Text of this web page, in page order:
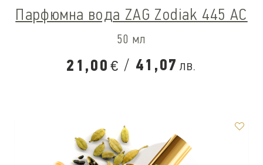
Парфюмна вода ZAG Zodiak 445 AC
50 мл
21,00 € / 41,07 лв.